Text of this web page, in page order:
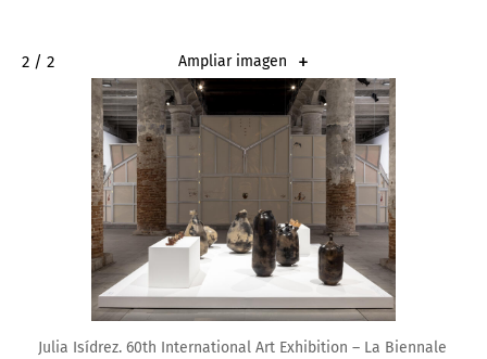
2 / 2 Ampliar imagen
Julia Isídrez. 60th International Art Exhibition – La Biennale